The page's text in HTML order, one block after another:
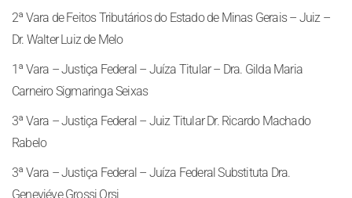
2ª Vara de Feitos Tributários do Estado de Minas Gerais – Juiz –
Dr. Walter Luiz de Melo
1ª Vara – Justiça Federal – Juíza Titular – Dra. Gilda Maria
Carneiro Sigmaringa Seixas
3ª Vara – Justiça Federal – Juiz Titular Dr. Ricardo Machado
Rabelo
3ª Vara – Justiça Federal – Juíza Federal Substituta Dra.
Geneviéve Grossi Orsi